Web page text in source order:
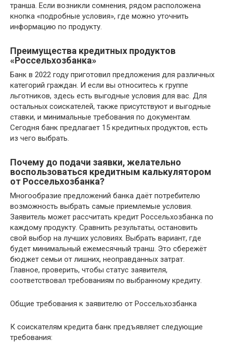
транша. Если возникли сомнения, рядом расположена
кнопка «подробные условия», где можно уточнить
информацию по продукту.
Преимущества кредитных продуктов
«Россельхозбанка»
Банк в 2022 году приготовил предложения для различных
категорий граждан. И если вы относитесь к группе
льготников, здесь есть выгодные условия для вас. Для
остальных соискателей, также присутствуют и выгодные
ставки, и минимальные требования по документам.
Сегодня банк предлагает 15 кредитных продуктов, есть
из чего выбрать.
Почему до подачи заявки, желательно
воспользоваться кредитным калькулятором
от Россельхозбанка?
Многообразие предложений банка даёт потребителю
возможность выбрать самые приемлемые условия.
Заявитель может рассчитать кредит Россельхозбанка по
каждому продукту. Сравнить результаты, остановить
свой выбор на лучших условиях. Выбрать вариант, где
будет минимальный ежемесячный транш. Это сбережёт
бюджет семьи от лишних, неоправданных затрат.
Главное, проверить, чтобы статус заявителя,
соответствовал требованиям по выбранному кредиту.
Общие требования к заявителю от Россельхозбанка
К соискателям кредита банк предъявляет следующие
требования: